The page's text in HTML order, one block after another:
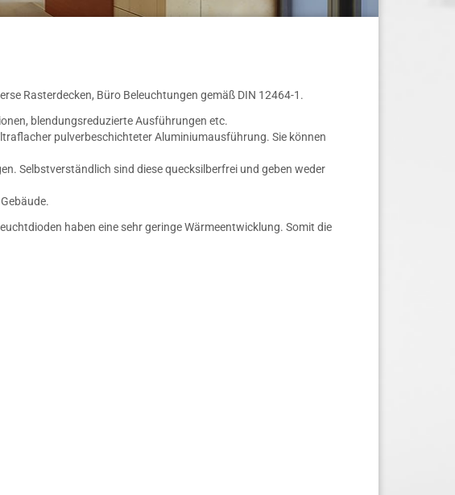
Rasterdecken, Büro Beleuchtungen gemäß DIN 12464-1.
blendungsreduzierte Ausführungen etc.
pulverbeschichteter Aluminiumausführung. Sie können
Selbstverständlich sind diese quecksilberfrei und geben weder
haben eine sehr geringe Wärmeentwicklung. Somit die